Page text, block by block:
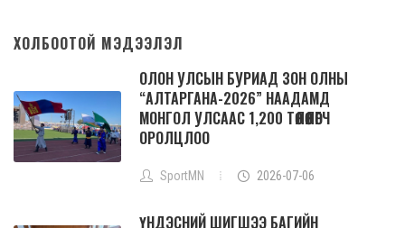
ХОЛБООТОЙ МЭДЭЭЛЭЛ
ОЛОН УЛСЫН БУРИАД ЗОН ОЛНЫ
“АЛТАРГАНА-2026” НААДАМД
МОНГОЛ УЛСААС 1,200 ТӨЛӨӨЛӨГЧ
ОРОЛЦЛОО
SportMN 2026-07-06
ҮНДЭСНИЙ ШИГШЭЭ БАГИЙН